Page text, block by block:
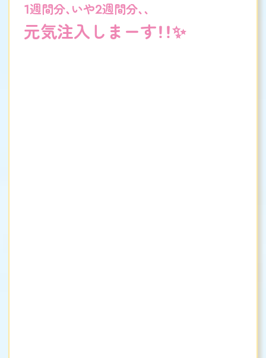
1週間分、いや2週間分、、
元気注入しまーす！！✨️